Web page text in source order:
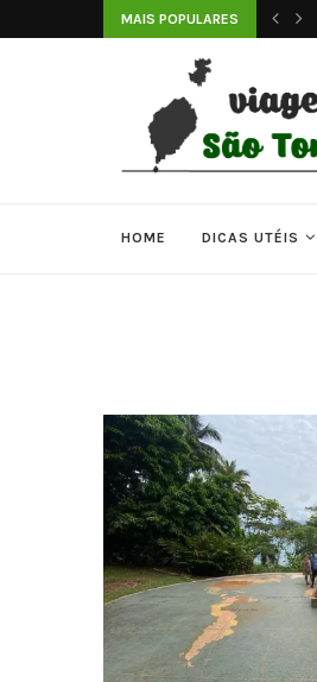
MAIS POPULARES
HOME DICAS UTÉIS